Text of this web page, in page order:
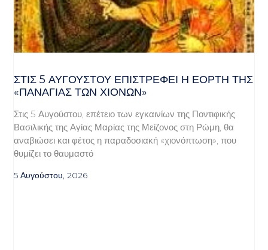
ΣΤΙΣ 5 ΑΥΓΟΎΣΤΟΥ ΕΠΙΣΤΡΈΦΕΙ Η ΕΟΡΤΉ ΤΗΣ
«ΠΑΝΑΓΊΑΣ ΤΩΝ ΧΙΌΝΩΝ»
Στις 5 Αυγούστου, επέτειο των εγκαινίων της Ποντιφικής
Βασιλικής της Αγίας Μαρίας της Μείζονος στη Ρώμη, θα
αναβιώσει και φέτος η παραδοσιακή «χιονόπτωση», που
θυμίζει το θαυμαστό
5 Αυγούστου, 2026